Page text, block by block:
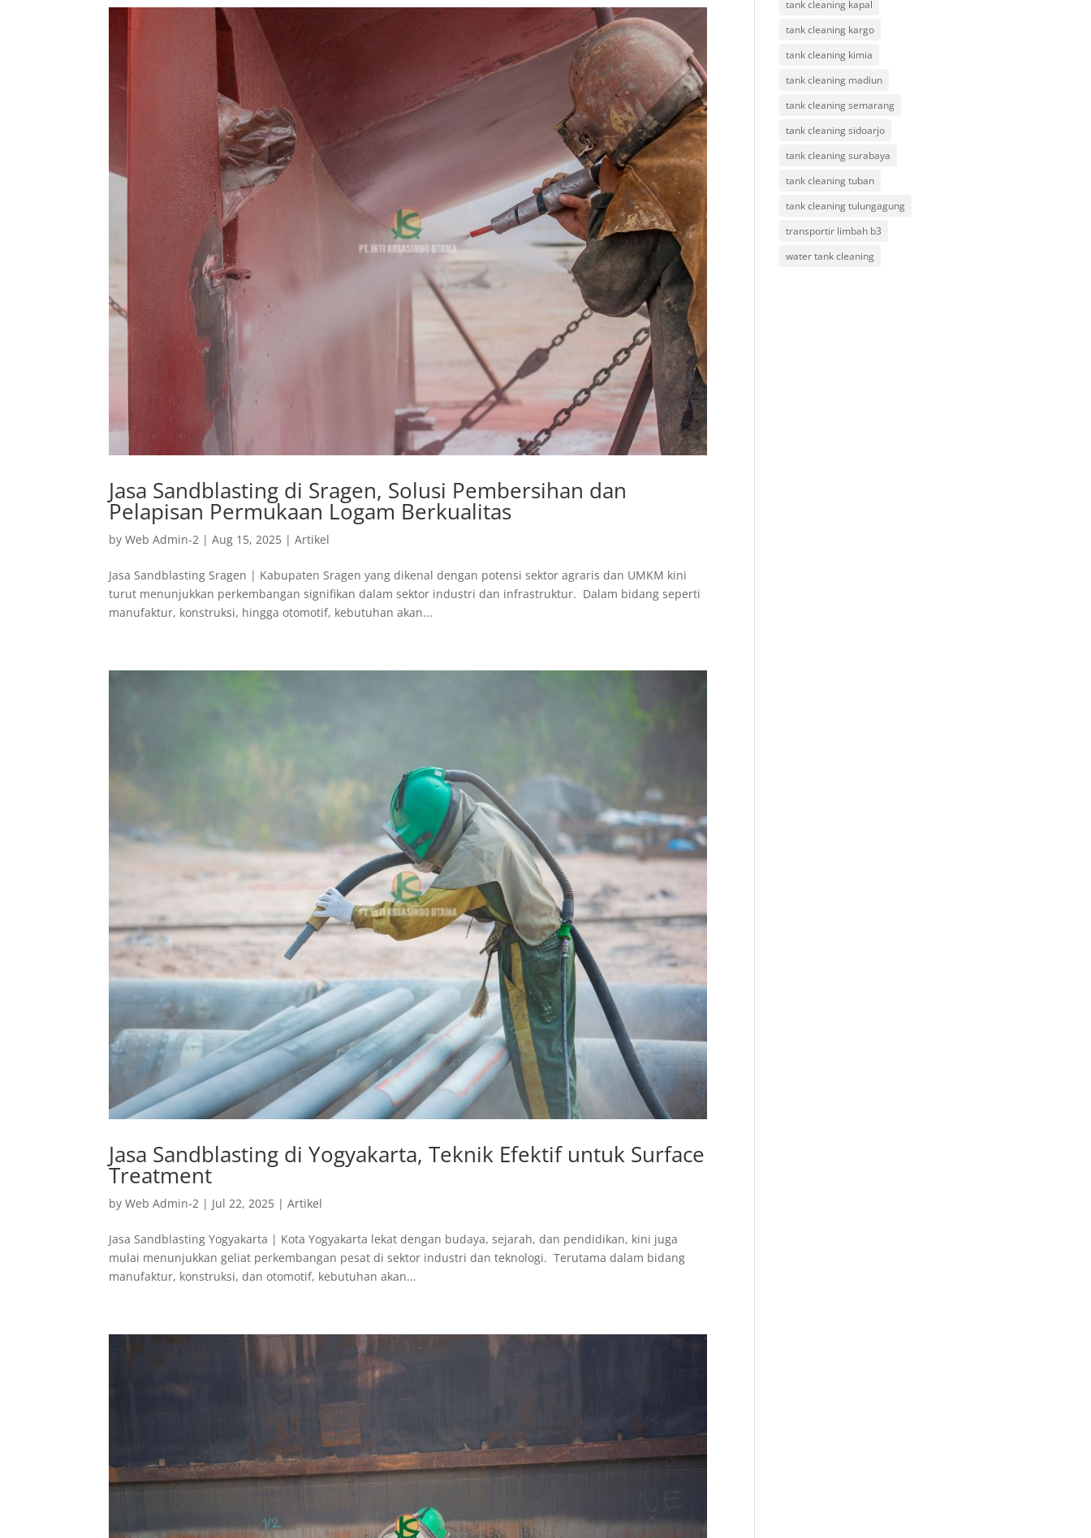
Jasa Sandblasting di Sragen, Solusi Pembersihan dan
Pelapisan Permukaan Logam Berkualitas
byWeb Admin-2 |Aug 15, 2025 |Artikel
Jasa Sandblasting Sragen | Kabupaten Sragen yang dikenal dengan potensi sektor agraris dan UMKM kini
turut menunjukkan perkembangan signifikan dalam sektor industri dan infrastruktur. Dalam bidang seperti
manufaktur, konstruksi, hingga otomotif, kebutuhan akan...
Jasa Sandblasting di Yogyakarta, Teknik Efektif untuk Surface
Treatment
byWeb Admin-2 | Jul 22, 2025 |Artikel
Jasa Sandblasting Yogyakarta | Kota Yogyakarta lekat dengan budaya, sejarah, dan pendidikan, kini juga
mulai menunjukkan geliat perkembangan pesat di sektor industri dan teknologi. Terutama dalam bidang
manufaktur, konstruksi, dan otomotif, kebutuhan akan...
tank cleaning kapal
tank cleaning kargo
tank cleaning kimia
tank cleaning madiun
tank cleaning semarang
tank cleaning sidoarjo
tank cleaning surabaya
tank cleaning tuban
tank cleaning tulungagung
transportir limbah b3
water tank cleaning